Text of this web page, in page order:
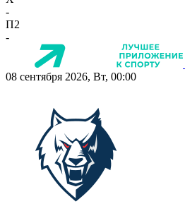
-
П2
-
08 сентября 2026, Вт, 00:00